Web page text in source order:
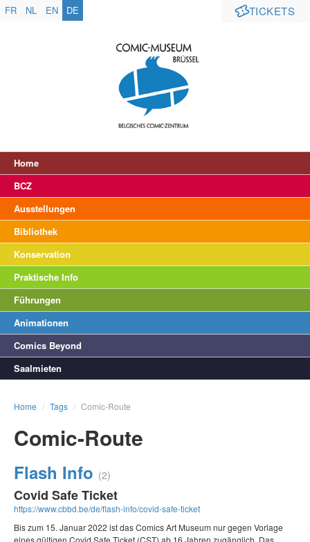
TICKETS
FR NL EN DE
Home
BCZ
Ausstellungen
Bibliothek
Konservation
Praktische Info
Führungen
Animationen
Comics Beyond
Saalmieten
Home / Tags / Comic-Route
Comic-Route
Flash Info (2)
Covid Safe Ticket
https://www.cbbd.be/de/flash-info/covid-safe-ticket
Bis zum 15. Januar 2022 ist das Comics Art Museum nur gegen Vorlage
eines gültigen Covid Safe Ticket (CST) ab 16 Jahren zugänglich. Das